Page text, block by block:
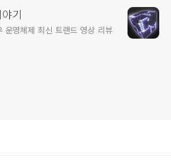
기
운영체제 최신 트랜드 영상 리뷰